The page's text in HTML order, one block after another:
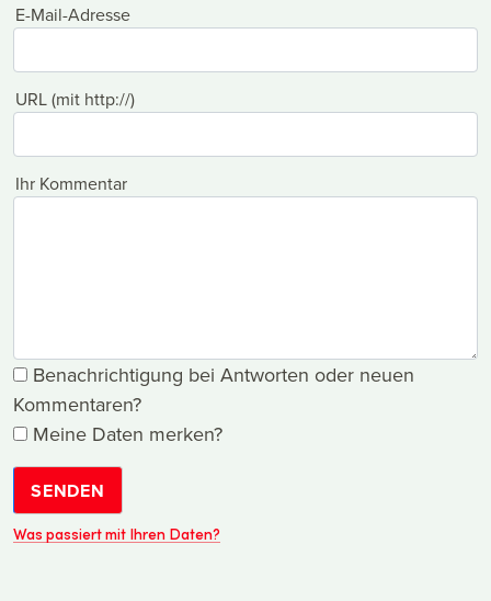
E-Mail-Adresse
URL (mit http://)
Ihr Kommentar
Benachrichtigung bei Antworten oder neuen
Kommentaren?
Meine Daten merken?
SENDEN
Was passiert mit Ihren Daten?